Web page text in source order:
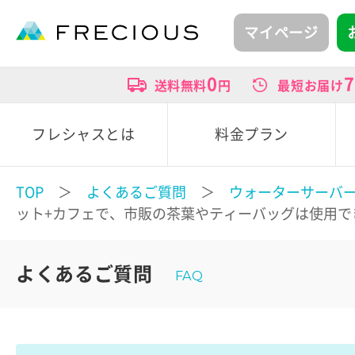
マイページ
送料無料0 円 最短お届け7
フレシャスとは 料金プラン
TOP ＞ よくあるご質問 ＞
ウォーターサーバ
ット+カフェで、市販の茶葉やティーバッグは使用
よくあるご質問 FAQ